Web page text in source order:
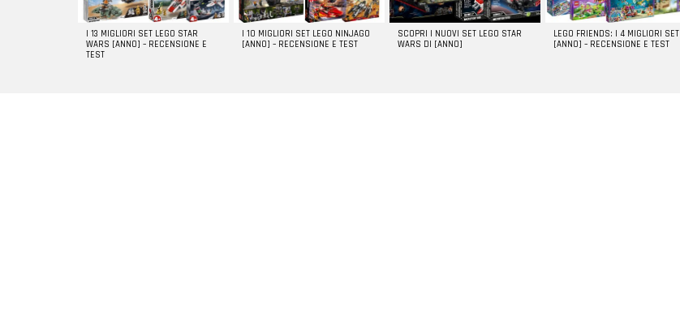
I 13 MIGLIORI SET LEGO STAR
WARS [ANNO] – RECENSIONE E
TEST
I 10 MIGLIORI SET LEGO NINJAGO
[ANNO] – RECENSIONE E TEST
SCOPRI I NUOVI SET LEGO STAR
WARS DI [ANNO]
LEGO FRIENDS: I 4 MIGLIORI SET
[ANNO] – RECENSIONE E TEST